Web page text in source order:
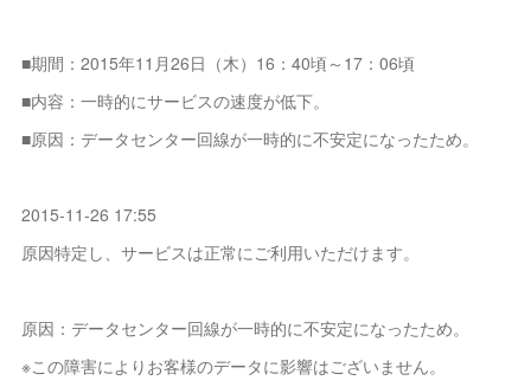
■期間：2015年11月26日（木）16：40頃～17：06頃
■内容：一時的にサービスの速度が低下。
■原因：データセンター回線が一時的に不安定になったため。
2015-11-26 17:55
原因特定し、サービスは正常にご利用いただけます。
原因：データセンター回線が一時的に不安定になったため。
※この障害によりお客様のデータに影響はございません。